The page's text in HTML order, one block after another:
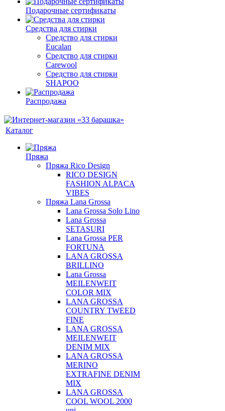
Подарочные сертификаты
Средства для стирки
Средство для стирки
Eucalan
Средство для стирки
Carewool
Средство для стирки
SHAPOO
Распродажа
Каталог
Пряжа
Пряжа Rico Design
RICO DESIGN
FASHION ALPACA
VIBES
Пряжа Lana Grossa
Lana Grossa Solo Lino
Lana Grossa
SETASURI
Lana Grossa PER
FORTUNA
LANA GROSSA
BRILLINO
Lana Grossa
MEILENWEIT
COLOR MIX
LANA GROSSA
COUNTRY TWEED
FINE
LANA GROSSA
MEILENWEIT
DENIM MIX
LANA GROSSA
MERINO
EXTRAFINE DENIM
MIX
LANA GROSSA
COOL WOOL 2000